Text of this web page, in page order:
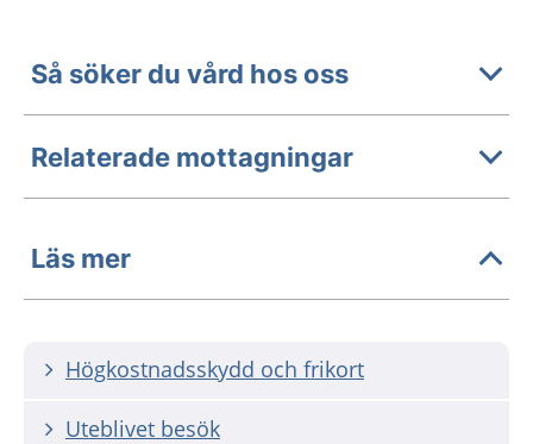
Så söker du vård hos oss
Relaterade mottagningar
Läs mer
Högkostnadsskydd och frikort
Uteblivet besök